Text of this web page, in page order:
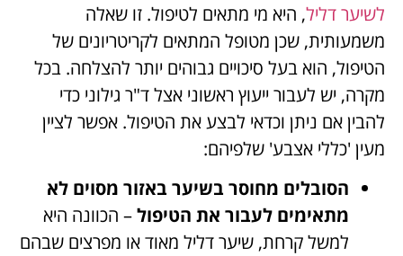
לשיער דליל, היא מי מתאים לטיפול. זו שאלה
משמעותית, שכן מטופל המתאים לקריטריונים של
הטיפול, הוא בעל סיכויים גבוהים יותר להצלחה. בכל
מקרה, יש לעבור ייעוץ ראשוני אצל ד"ר גילוני כדי
להבין אם ניתן וכדאי לבצע את הטיפול. אפשר לציין
מעין 'כללי אצבע' שלפיהם:
הסובלים מחוסר בשיער באזור מסוים לא
מתאימים לעבור את הטיפול– הכוונה היא
למשל קרחת, שיער דליל מאוד או מפרצים שבהם